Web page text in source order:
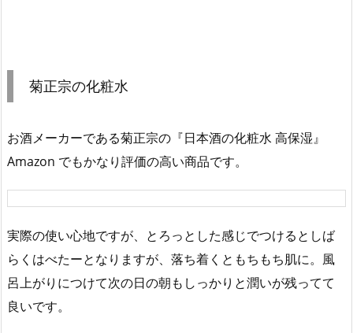
菊正宗の化粧水
お酒メーカーである菊正宗の『日本酒の化粧水 高保湿』
Amazon でもかなり評価の高い商品です。
実際の使い心地ですが、とろっとした感じでつけるとしば
らくはべたーとなりますが、落ち着くともちもち肌に。風
呂上がりにつけて次の日の朝もしっかりと潤いが残ってて
良いです。